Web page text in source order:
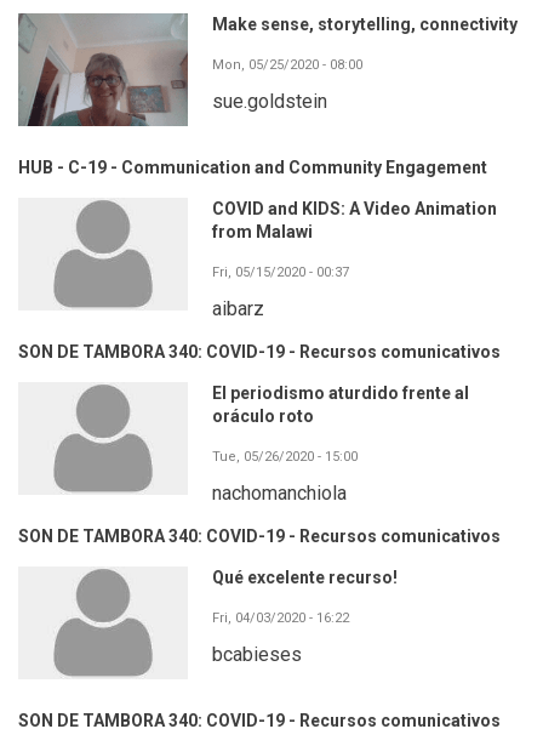
Make sense, storytelling, connectivity
Mon, 05/25/2020 - 08:00
sue.goldstein
HUB - C-19 - Communication and Community Engagement
COVID and KIDS: A Video Animation
from Malawi
Fri, 05/15/2020 - 00:37
aibarz
SON DE TAMBORA 340: COVID-19 - Recursos comunicativos
El periodismo aturdido frente al
oráculo roto
Tue, 05/26/2020 - 15:00
nachomanchiola
SON DE TAMBORA 340: COVID-19 - Recursos comunicativos
Qué excelente recurso!
Fri, 04/03/2020 - 16:22
bcabieses
SON DE TAMBORA 340: COVID-19 - Recursos comunicativos